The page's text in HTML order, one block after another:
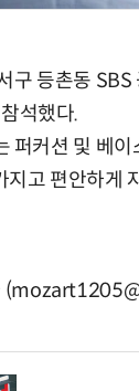
구 등촌동
석했다.
퍼커션 및 베
지고 편안하게